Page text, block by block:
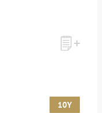
10Y
exklusives
melden Sie sich